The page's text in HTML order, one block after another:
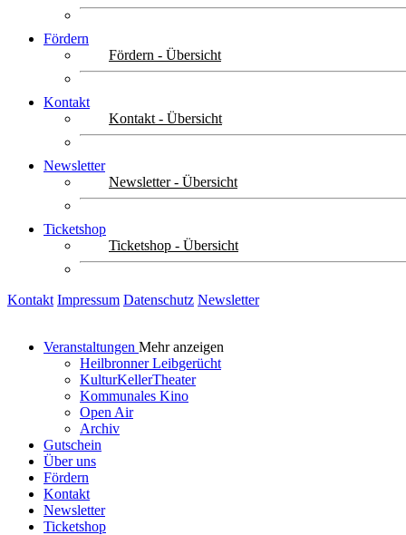
Fördern
Fördern - Übersicht
Kontakt
Kontakt - Übersicht
Newsletter
Newsletter - Übersicht
Ticketshop
Ticketshop - Übersicht
Kontakt Impressum Datenschutz Newsletter
Veranstaltungen Mehr anzeigen
Heilbronner Leibgerücht
KulturKellerTheater
Kommunales Kino
Open Air
Archiv
Gutschein
Über uns
Fördern
Kontakt
Newsletter
Ticketshop